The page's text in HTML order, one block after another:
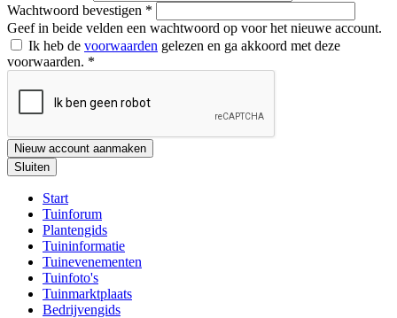
Wachtwoord bevestigen *
Geef in beide velden een wachtwoord op voor het nieuwe account.
Ik heb de voorwaarden gelezen en ga akkoord met deze
voorwaarden. *
Nieuw account aanmaken
Sluiten
Start
Tuinforum
Plantengids
Tuininformatie
Tuinevenementen
Tuinfoto's
Tuinmarktplaats
Bedrijvengids